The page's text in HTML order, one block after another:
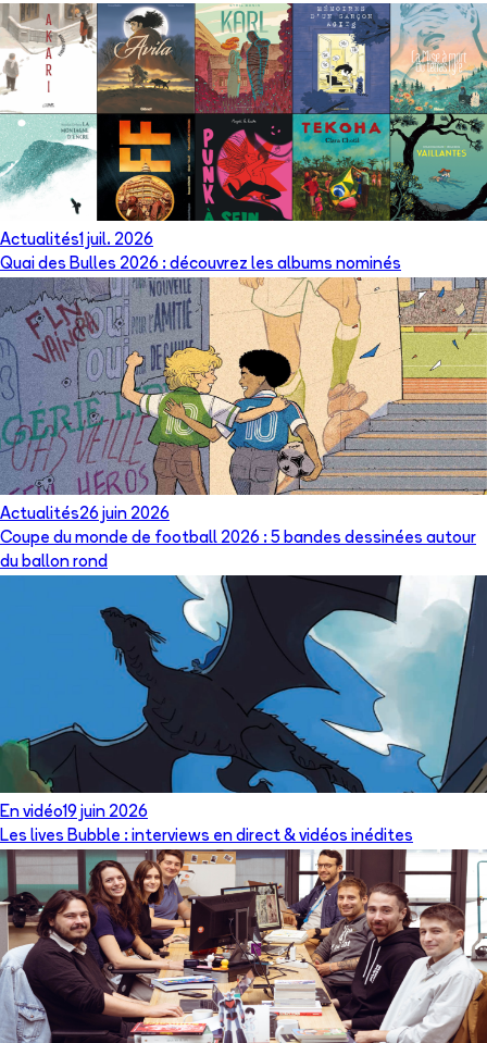
Actualités1 juil. 2026
Quai des Bulles 2026 : découvrez les albums nominés
Actualités26 juin 2026
Coupe du monde de football 2026 : 5 bandes dessinées autour
du ballon rond
En vidéo19 juin 2026
Les lives Bubble : interviews en direct & vidéos inédites